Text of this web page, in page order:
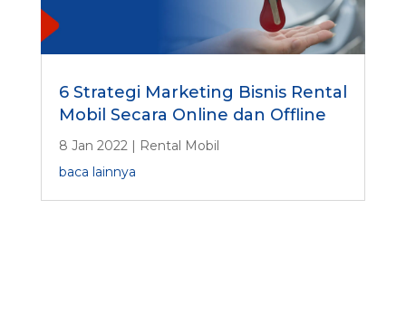
6 Strategi Marketing Bisnis Rental
Mobil Secara Online dan Offline
8 Jan 2022| Rental Mobil
baca lainnya